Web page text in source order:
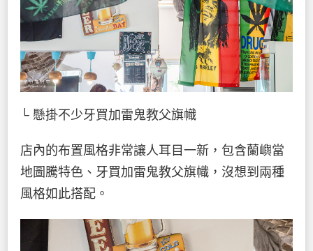
└ 懸掛不少牙買加雷鬼教父旗幟
店內的布置風格非常讓人耳目一新，包含蘭嶼當
地圖騰特色、牙買加雷鬼教父旗幟，沒想到兩種
風格如此搭配。